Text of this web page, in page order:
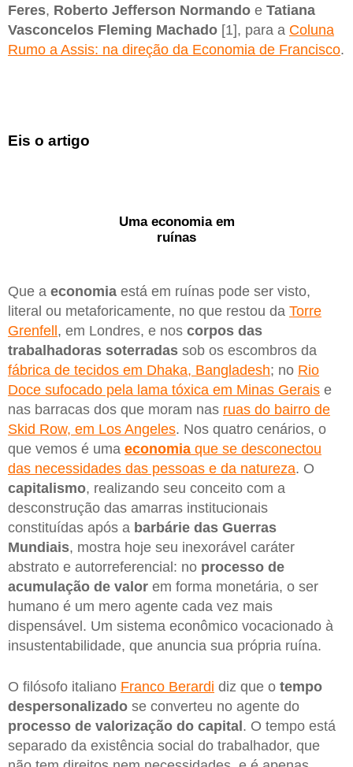
Feres, Roberto Jefferson Normando e Tatiana
Vasconcelos Fleming Machado [1], para a Coluna
Rumo a Assis: na direção da Economia de Francisco.
Eis o artigo
Uma economia em
ruínas
Que a economia está em ruínas pode ser visto,
literal ou metaforicamente, no que restou da Torre
Grenfell , em Londres, e nos corpos das
trabalhadoras soterradas sob os escombros da
fábrica de tecidos em Dhaka, Bangladesh; no Rio
Doce sufocado pela lama tóxica em Minas Gerais e
nas barracas dos que moram nas ruas do bairro de
Skid Row, em Los Angeles. Nos quatro cenários, o
que vemos é uma economia que se desconectou
das necessidades das pessoas e da natureza. O
capitalismo, realizando seu conceito com a
desconstrução das amarras institucionais
constituídas após a barbárie das Guerras
Mundiais, mostra hoje seu inexorável caráter
abstrato e autorreferencial: no processo de
acumulação de valor em forma monetária, o ser
humano é um mero agente cada vez mais
dispensável. Um sistema econômico vocacionado à
insustentabilidade, que anuncia sua própria ruína.
O filósofo italiano Franco Berardi diz que o tempo
despersonalizado se converteu no agente do
processo de valorização do capital. O tempo está
separado da existência social do trabalhador, que